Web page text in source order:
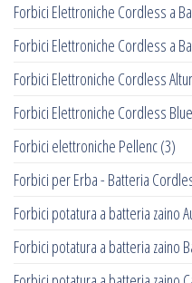
Forbici Elettroniche Cordless a
Forbici Elettroniche Cordless a
Forbici Elettroniche Cordless
Forbici Elettroniche Cordless
Forbici elettroniche Pellenc(3)
Forbici per Erba - Batteria
Forbici potatura a batteria zaino
Forbici potatura a batteria zaino